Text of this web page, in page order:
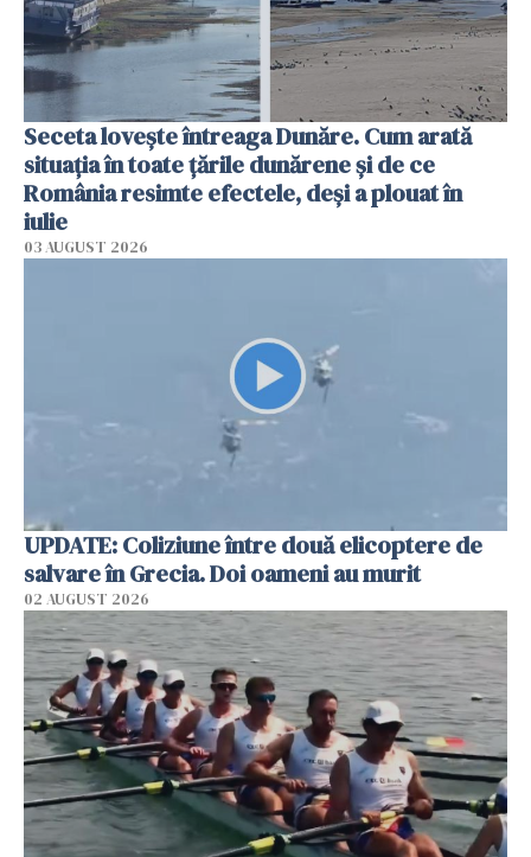
Seceta lovește întreaga Dunăre. Cum arată
situația în toate țările dunărene și de ce
România resimte efectele, deși a plouat în
iulie
03 AUGUST 2026
UPDATE: Coliziune între două elicoptere de
salvare în Grecia. Doi oameni au murit
02 AUGUST 2026